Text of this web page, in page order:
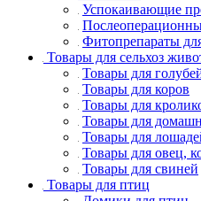
Успокаивающие
Фитопрепараты
Товары для сельхоз
Товары для
Товары для коров
Товары для
Товары для
Товары для
Товары для овец,
Товары для свиней
Товары для птиц